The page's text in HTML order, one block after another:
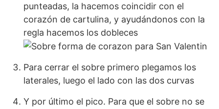
punteadas, la hacemos coincidir con el
corazón de cartulina, y ayudándonos con la
regla hacemos los dobleces
Para cerrar el sobre primero plegamos los
laterales, luego el lado con las dos curvas
Y por último el pico. Para que el sobre no se